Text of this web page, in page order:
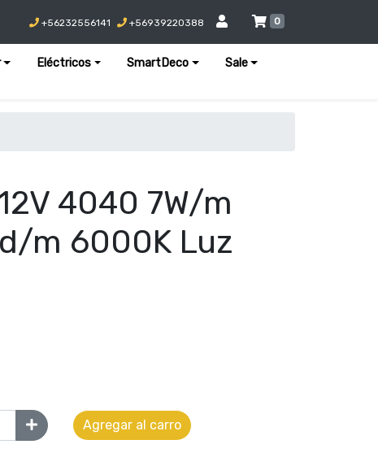
+56232556141 +56939220388 0
Eléctricos SmartDeco Sale
4040 7W/m
m 6000K Luz
Agregar al carro